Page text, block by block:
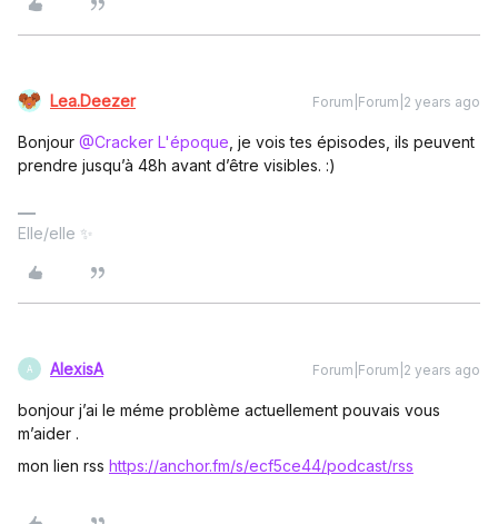
Lea.Deezer Forum|Forum|2 years ago
Bonjour @Cracker L'époque , je vois tes épisodes, ils peuvent
prendre jusqu’à 48h avant d’être visibles. :)
Elle/elle ✨
A AlexisA Forum|Forum|2 years ago
bonjour j’ai le méme problème actuellement pouvais vous
m’aider .
mon lien rss https://anchor.fm/s/ecf5ce44/podcast/rss